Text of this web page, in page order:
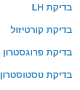
בדיקת LH
בדיקת קורטיזול
בדיקת פרוגסטרון
בדיקת טסטוסטרון